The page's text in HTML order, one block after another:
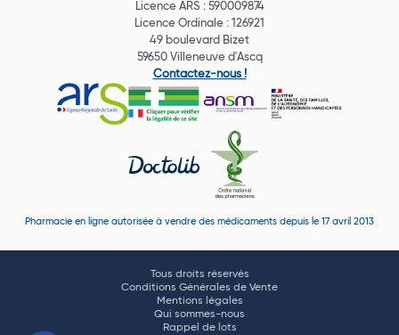
Licence ARS : 590009874
Licence Ordinale : 126921
49 boulevard Bizet
59650 Villeneuve d'Ascq
Contactez-nous !
Pharmacie en ligne autorisée à vendre des médicaments depuis le 17 avril 2013
Tous droits réservés
Conditions Générales de Vente
Mentions légales
Qui sommes-nous
Rappel de lots